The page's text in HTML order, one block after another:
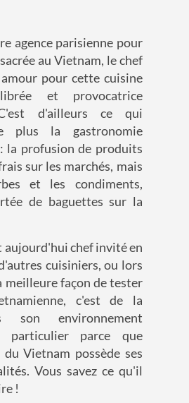
agence parisienne pour
au Vietnam, le chef
pour cette cuisine
et provocatrice
d'ailleurs ce qui
plus la gastronomie
la profusion de produits
sur les marchés, mais
et les condiments,
de baguettes sur la
aujourd'hui chef invité en
cuisiniers, ou lors
meilleure façon de tester
c'est de la
son environnement
particulier parce que
Vietnam possède ses
Vous savez ce qu'il
!